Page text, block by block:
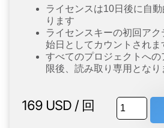
ライセンスは10日後に自
ります
ライセンスキーの初回ア
始日としてカウントされま
すべてのプロジェクトへの
限後、読み取り専用となり
169 USD / 回